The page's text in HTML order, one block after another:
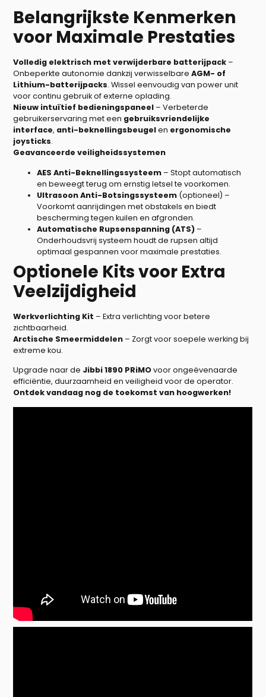
Belangrijkste Kenmerken
voor Maximale Prestaties
Volledig elektrisch met verwijderbare batterijpack –
Onbeperkte autonomie dankzij verwisselbareAGM- of
Lithium-batterijpacks. Wissel eenvoudig van power unit
voor continu gebruik of externe oplading.
Nieuw intuïtief bedieningspaneel – Verbeterde
gebruikerservaring met een gebruiksvriendelijke
interface, anti-beknellingsbeugelen ergonomische
joysticks.
Geavanceerde veiligheidssystemen
AES Anti-Beknellingssysteem – Stopt automatisch
en beweegt terug om ernstig letsel te voorkomen.
Ultrasoon Anti-Botsingssysteem (optioneel) –
Voorkomt aanrijdingen met obstakels en biedt
bescherming tegen kuilen en afgronden.
Automatische Rupsenspanning (ATS) –
Onderhoudsvrij systeem houdt de rupsen altijd
optimaal gespannen voor maximale prestaties.
Optionele Kits voor Extra
Veelzijdigheid
Werkverlichting Kit – Extra verlichting voor betere
zichtbaarheid.
Arctische Smeermiddelen – Zorgt voor soepele werking bij
extreme kou.
Upgrade naar de Jibbi 1890 PRiMOvoor ongeëvenaarde
efficiëntie, duurzaamheid en veiligheid voor de operator.
Ontdek vandaag nog de toekomst van hoogwerken!